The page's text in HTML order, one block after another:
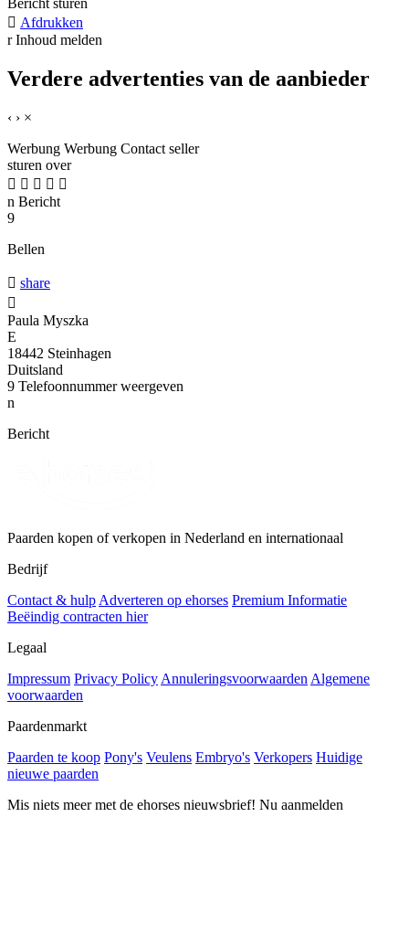
Bericht sturen
 Afdrukken
r Inhoud melden
Verdere advertenties van de aanbieder
‹ › ×
Werbung Werbung Contact seller
sturen over
    
n Bericht
9
Bellen
 share

Paula Myszka
E
18442 Steinhagen
Duitsland
9 Telefoonnummer weergeven
n
Bericht
Paarden kopen of verkopen in Nederland en internationaal
Bedrijf
Contact & hulp Adverteren op ehorses Premium Informatie
Beëindig contracten hier
Legaal
Impressum Privacy Policy Annuleringsvoorwaarden Algemene
voorwaarden
Paardenmarkt
Paarden te koop Pony's Veulens Embryo's Verkopers Huidige
nieuwe paarden
Mis niets meer met de ehorses nieuwsbrief! Nu aanmelden